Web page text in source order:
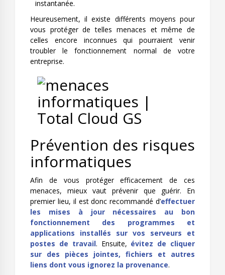
instantanée.
Heureusement, il existe différents moyens pour
vous protéger de telles menaces et même de
celles encore inconnues qui pourraient venir
troubler le fonctionnement normal de votre
entreprise.
Prévention des risques
informatiques
Afin de vous protéger efficacement de ces
menaces, mieux vaut prévenir que guérir. En
premier lieu, il est donc recommandé d’effectuer
les mises à jour nécessaires au bon
fonctionnement des programmes et
applications installés sur vos serveurs et
postes de travail. Ensuite, évitez de cliquer
sur des pièces jointes, fichiers et autres
liens dont vous ignorez la provenance.